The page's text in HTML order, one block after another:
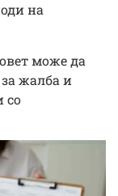
на
може да
жалба и
со